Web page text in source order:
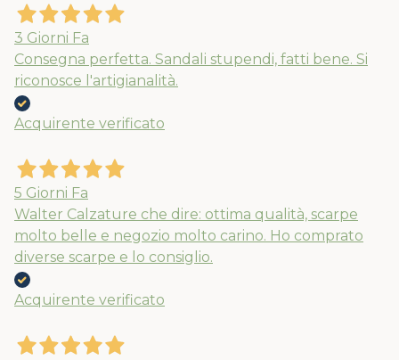
3 Giorni Fa
Consegna perfetta. Sandali stupendi, fatti bene. Si
riconosce l'artigianalità.
Acquirente verificato
5 Giorni Fa
Walter Calzature che dire: ottima qualità, scarpe
molto belle e negozio molto carino. Ho comprato
diverse scarpe e lo consiglio.
Acquirente verificato